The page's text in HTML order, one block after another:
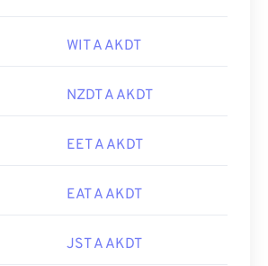
WIT A AKDT
NZDT A AKDT
EET A AKDT
EAT A AKDT
JST A AKDT